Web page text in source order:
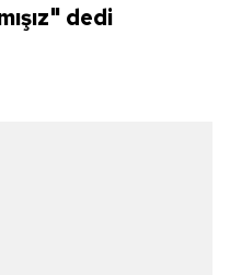
dedi